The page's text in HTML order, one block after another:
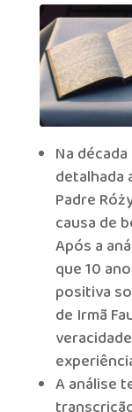
Na
detalhada
Padre
causa de
Após a
que 10
positiva
de Irmã
A análise